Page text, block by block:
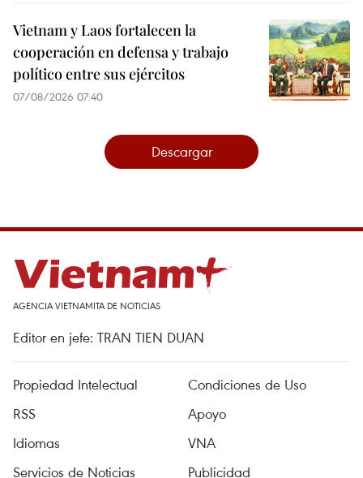
Vietnam y Laos fortalecen la
cooperación en defensa y trabajo
político entre sus ejércitos
07/08/2026 07:40
Descargar
AGENCIA VIETNAMITA DE NOTICIAS
Editor en jefe: TRAN TIEN DUAN
Propiedad Intelectual
Condiciones de Uso
RSS
Apoyo
Idiomas
VNA
Servicios de Noticias
Publicidad